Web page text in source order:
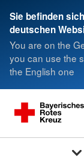
Sie befinden
deutschen
You are on the
you can use the
the English one